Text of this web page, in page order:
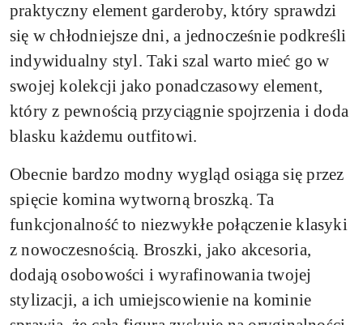
praktyczny element garderoby, który sprawdzi
się w chłodniejsze dni, a jednocześnie podkreśli
indywidualny styl. Taki szal warto mieć go w
swojej kolekcji jako ponadczasowy element,
który z pewnością przyciągnie spojrzenia i doda
blasku każdemu outfitowi.
Obecnie bardzo modny wygląd osiąga się przez
spięcie komina wytworną broszką. Ta
funkcjonalność to niezwykłe połączenie klasyki
z nowoczesnością. Broszki, jako akcesoria,
dodają osobowości i wyrafinowania twojej
stylizacji, a ich umiejscowienie na kominie